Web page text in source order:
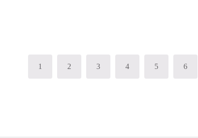
区，每平方米为五元至二十五元。各地区耕地占用税的适用税
济发展等情况，在前款规定的税额幅度内提出，报同级人民代
和国务院备案。各省、自治区、直辖市耕地占用税适用税额的
1 2 3 4 5 6